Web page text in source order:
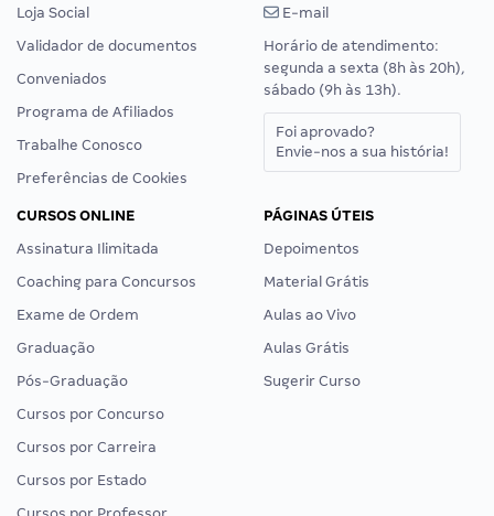
Loja Social
Validador de documentos
Conveniados
Programa de Afiliados
Trabalhe Conosco
Preferências de Cookies
E-mail
Horário de atendimento:
segunda a sexta (8h às 20h),
sábado (9h às 13h).
Foi aprovado?
Envie-nos a sua história!
CURSOS ONLINE
Assinatura Ilimitada
Coaching para Concursos
Exame de Ordem
Graduação
Pós-Graduação
Cursos por Concurso
Cursos por Carreira
Cursos por Estado
PÁGINAS ÚTEIS
Depoimentos
Material Grátis
Aulas ao Vivo
Aulas Grátis
Sugerir Curso